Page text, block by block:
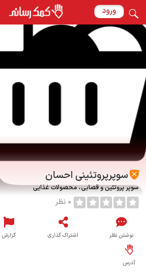
ورود
سوپرپروتئینی احسان
سوپر پروتئین و قصابی محصولات غذایی
0 نظر
نوشتن نظر اشتراک گذاری گزارش
آدرس